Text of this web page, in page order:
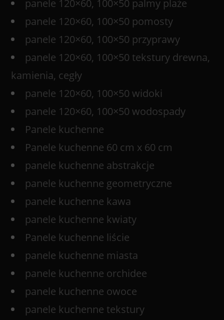
panele 120×60, 100×50 palmy plaże
panele 120×60, 100×50 pomosty
panele 120×60, 100×50 przyprawy
panele 120×60, 100×50 tekstury drewna,
kamienia, cegły
panele 120×60, 100×50 widoki
panele 120×60, 100×50 wodospady
Panele kuchenne
Panele kuchenne 60 cm x 60 cm
panele kuchenne abstrakcje
panele kuchenne geometryczne
panele kuchenne kawa
panele kuchenne kwiaty
Panele kuchenne liście
panele kuchenne miasta
panele kuchenne orchidee
panele kuchenne owoce
panele kuchenne tekstury